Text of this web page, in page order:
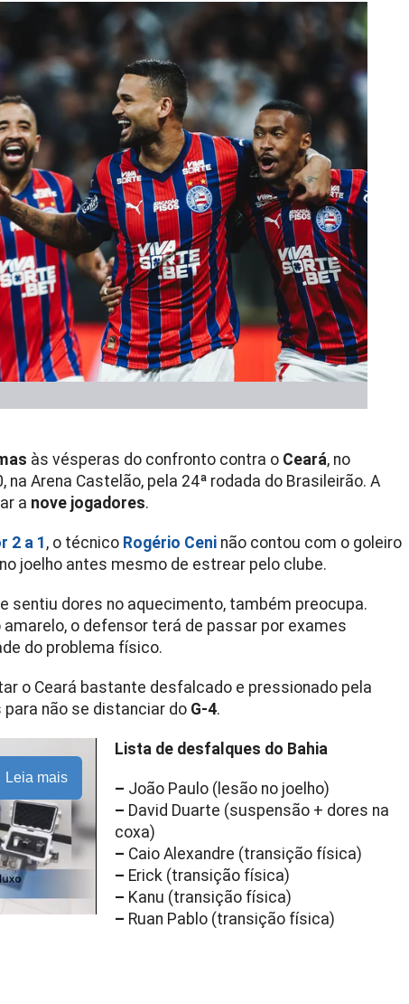
às vésperas do confronto contra o Ceará, no
na Arena Castelão, pela 24ª rodada do Brasileirão. A
a nove jogadores.
2 a 1 , o técnico Rogério Ceni não contou com o goleiro
joelho antes mesmo de estrear pelo clube.
sentiu dores no aquecimento, também preocupa.
o defensor terá de passar por exames
do problema físico.
o Ceará bastante desfalcado e pressionado pela
não se distanciar do G-4.
Leia mais
Lista de desfalques do Bahia
– João Paulo (lesão no joelho)
– David Duarte (suspensão + dores na
coxa)
– Caio Alexandre (transição física)
– Erick (transição física)
– Kanu (transição física)
– Ruan Pablo (transição física)